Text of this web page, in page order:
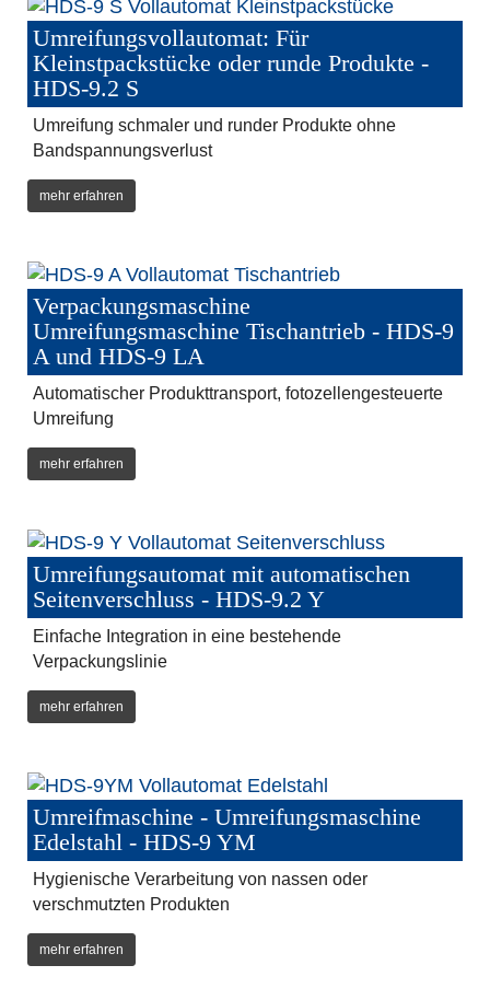
Umreifungsvollautomat: Für
Kleinstpackstücke oder runde Produkte -
HDS-9.2 S
Umreifung schmaler und runder Produkte ohne
Bandspannungsverlust
mehr erfahren
Verpackungsmaschine
Umreifungsmaschine Tischantrieb - HDS-9
A und HDS-9 LA
Automatischer Produkttransport, fotozellengesteuerte
Umreifung
mehr erfahren
Umreifungsautomat mit automatischen
Seitenverschluss - HDS-9.2 Y
Einfache Integration in eine bestehende
Verpackungslinie
mehr erfahren
Umreifmaschine - Umreifungsmaschine
Edelstahl - HDS-9 YM
Hygienische Verarbeitung von nassen oder
verschmutzten Produkten
mehr erfahren